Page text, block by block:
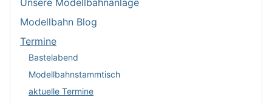
Unsere Modellbahnanlage
Modellbahn Blog
Termine
Bastelabend
Modellbahnstammtisch
aktuelle Termine